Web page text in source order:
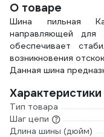
О товаре
Шина пильная
направляющей для
обеспечивает
возникновения
Данная шина
Характеристики
Тип товара
Шаг цепи
Длина шины (дюйм)